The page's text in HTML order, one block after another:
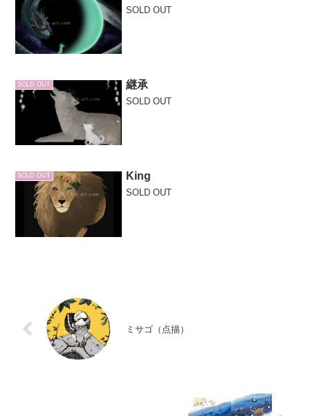
SOLD OUT
SOLD OUT 継承
SOLD OUT
SOLD OUT King
SOLD OUT
ミサゴ（点描）